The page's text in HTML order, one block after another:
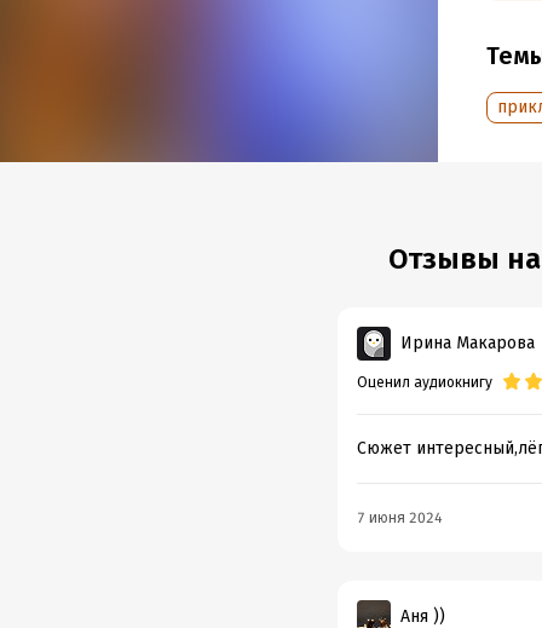
Год
Дата
Отзывы на
Ирина Макарова
Оценил аудиокнигу
Сюжет
7 июня 2024
Аня ))